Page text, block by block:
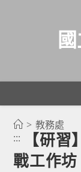
> 教務處
:::
【研
戰工作坊